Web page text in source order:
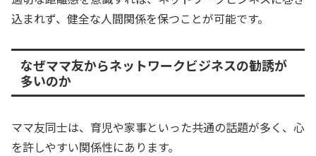
込まれず、健全な人間関係を保つことが可能です。
なぜママ友からネットワークビジネスの勧誘が
多いのか
ママ友同士は、育児や家事といった共通の話題が多く、心
を許しやすい関係性にあります。